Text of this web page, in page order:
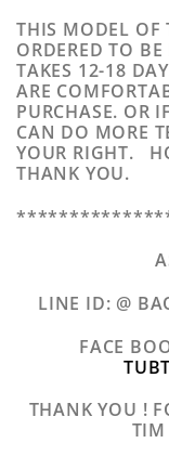
THIS MODEL OF
ORDERED TO
TAKES 12-18
ARE
PURCHASE. OR
CAN DO MORE
YOUR RIGHT.
THANK YOU.
LINE ID: @
FACE
THANK YOU !
TIM